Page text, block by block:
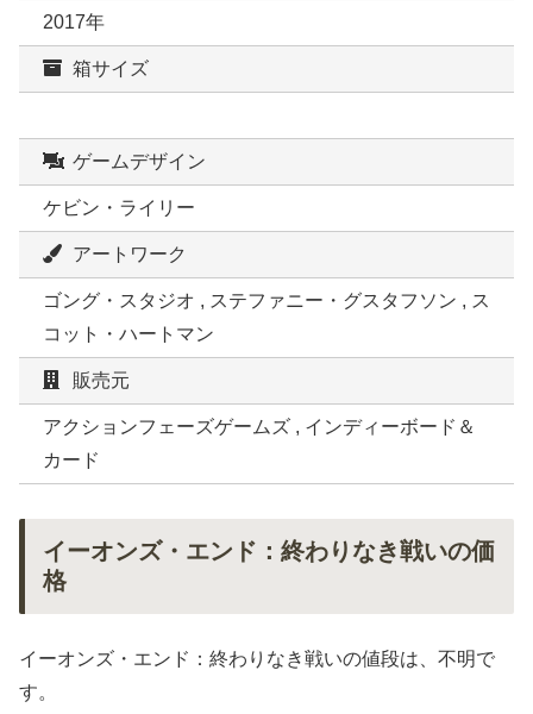
2017年
箱サイズ
ゲームデザイン
ケビン・ライリー
アートワーク
ゴング・スタジオ , ステファニー・グスタフソン , ス
コット・ハートマン
販売元
アクションフェーズゲームズ , インディーボード＆
カード
イーオンズ・エンド：終わりなき戦いの価
格
イーオンズ・エンド：終わりなき戦いの値段は、不明で
す。